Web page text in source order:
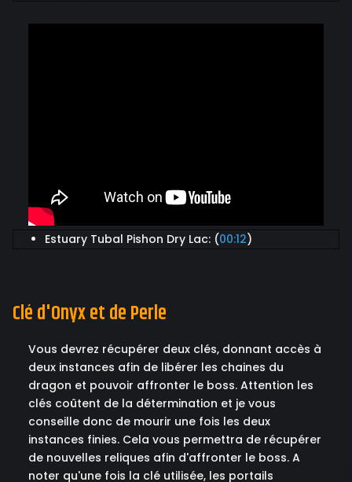
Estuary Tubal Pishon Dry Lac: (00:12)
Clé d'Onyx et de Perle
Vous devrez récupérer deux clés, donnant accès à
deux instances afin de libérer les chaines du
dragon et pouvoir affronter le boss. Attention les
clés coûtent de la détermination et je vous
conseille donc de mourir une fois les deux
instances finies. Cela vous permettra de récupérer
de nouvelles reliques afin d'affronter le boss. A
noter qu'une fois la clé utilisée, les portails